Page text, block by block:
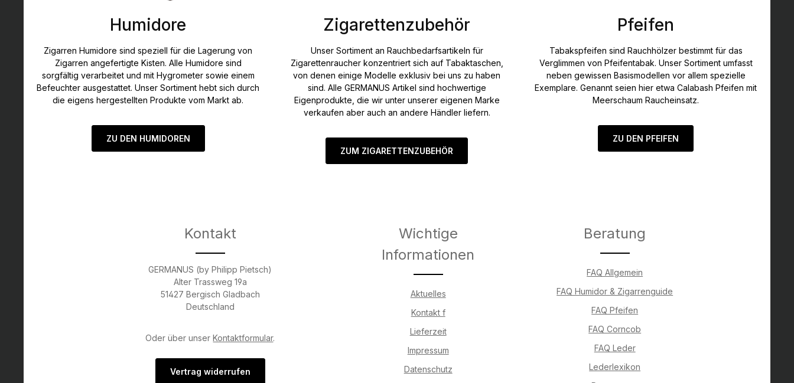
Humidore
Zigarren Humidore sind speziell für die Lagerung von
Zigarren angefertigte Kisten. Alle Humidore sind
sorgfältig verarbeitet und mit Hygrometer sowie einem
Befeuchter ausgestattet. Unser Sortiment hebt sich durch
die eigens hergestellten Produkte vom Markt ab.
ZU DEN HUMIDOREN
Zigarettenzubehör
Unser Sortiment an Rauchbedarfsartikeln für
Zigarettenraucher konzentriert sich auf Tabaktaschen,
von denen einige Modelle exklusiv bei uns zu haben
sind. Alle GERMANUS Artikel sind hochwertige
Eigenprodukte, die wir unter unserer eigenen Marke
verkaufen aber auch an andere Händler liefern.
ZUM ZIGARETTENZUBEHÖR
Pfeifen
Tabakspfeifen sind Rauchhölzer bestimmt für das
Verglimmen von Pfeifentabak. Unser Sortiment umfasst
neben gewissen Basismodellen vor allem spezielle
Exemplare. Genannt seien hier etwa Calabash Pfeifen mit
Meerschaum Raucheinsatz.
ZU DEN PFEIFEN
Kontakt
GERMANUS (by Philipp Pietsch)
Alter Trassweg 19a
51427 Bergisch Gladbach
Deutschland
Oder über unserKontaktformular.
Vertrag widerrufen
Wichtige
Informationen
Aktuelles
Kontakt f
Lieferzeit
Impressum
Datenschutz
Beratung
FAQ Allgemein
FAQ Humidor & Zigarrenguide
FAQ Pfeifen
FAQ Corncob
FAQ Leder
Lederlexikon